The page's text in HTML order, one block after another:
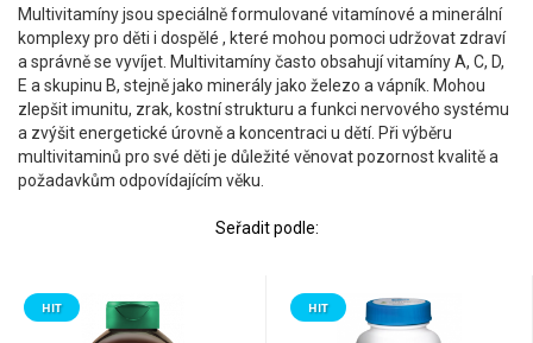
Multivitamíny jsou speciálně formulované vitamínové a minerální
komplexy pro děti i dospělé , které mohou pomoci udržovat zdraví
a správně se vyvíjet. Multivitamíny často obsahují vitamíny A, C, D,
E a skupinu B, stejně jako minerály jako železo a vápník. Mohou
zlepšit imunitu, zrak, kostní strukturu a funkci nervového systému
a zvýšit energetické úrovně a koncentraci u dětí. Při výběru
multivitaminů pro své děti je důležité věnovat pozornost kvalitě a
požadavkům odpovídajícím věku.
Seřadit podle:
HIT HIT